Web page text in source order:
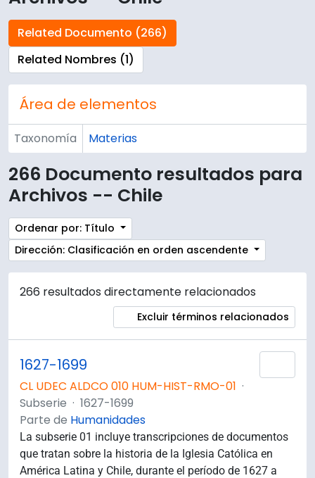
Related Documento (266)
Related Nombres (1)
Área de elementos
Taxonomía Materias
266 Documento resultados para
Archivos -- Chile
Ordenar por: Título
Dirección: Clasificación en orden ascendente
266 resultados directamente relacionados
Excluir términos relacionados
1627-1699
CL UDEC ALDCO 010 HUM-HIST-RMO-01 ·
Subserie · 1627-1699
Parte de Humanidades
La subserie 01 incluye transcripciones de documentos
que tratan sobre la historia de la Iglesia Católica en
América Latina y Chile, durante el período de 1627 a